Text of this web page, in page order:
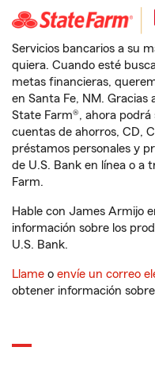
Servicios bancarios a su
quiera. Cuando esté
metas financieras,
en Santa Fe, NM. Gracias
State Farm®, ahora
cuentas de ahorros, CD,
préstamos personales y
de U.S. Bank en línea o a
Farm.
Hable con James Armijo
información sobre los
U.S. Bank.
Llame o envíe un correo
obtener información